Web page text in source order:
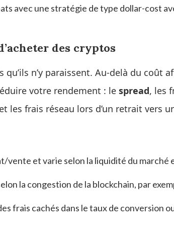
avec une stratégie de type dollar-cost
des cryptos
n’y paraissent. Au-delà du coût
votre rendement : le spread, les
les frais réseau lors d’un retrait vers
vente et varie selon la liquidité du marché
la congestion de la blockchain, par
frais cachés dans le taux de conversion